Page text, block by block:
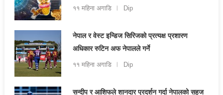
११ महिना अगाडि Dip
नेपाल र वेस्ट इन्डिज सिरिजको प्रत्यक्ष प्रशारण
अधिकार रुटिन अफ नेपालले गर्ने
११ महिना अगाडि Dip